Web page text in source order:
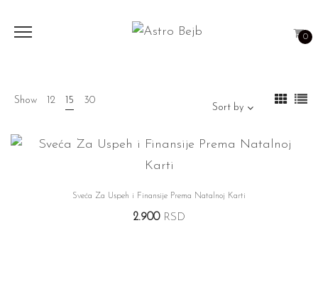
0
Show 12 15 30
Sort by
Sveća Za Uspeh i Finansije Prema Natalnoj Karti
2.900 RSD